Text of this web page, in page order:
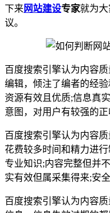
下来网站建设专家就为
议。
百度搜索引擎认为内容
编辑，倾注了编者的经
资源有效且优质;信息真
意图，对用户有较强的正
百度搜索引擎认为内容
花费较多时间和精力进
专业知识;内容完整但并
实有效但属采集得来;安
百度搜索引擎认为内容